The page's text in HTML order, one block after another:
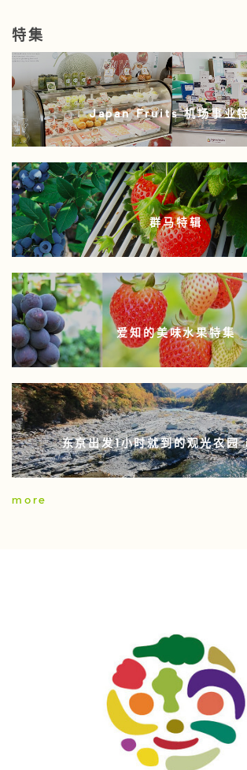
特集
Japan Fruits 机场事业
群马特辑
爱知的美味水果特集
东京出发1小时就到的观光农
more